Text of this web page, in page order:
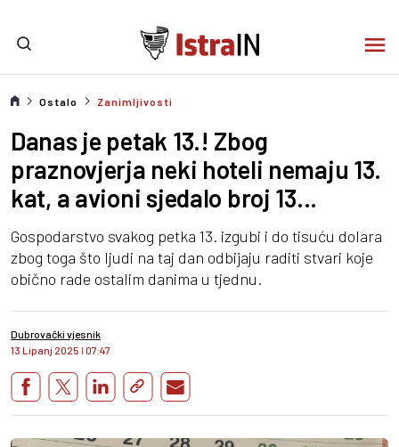
Ostalo Zanimljivosti
Danas je petak 13.! Zbog
praznovjerja neki hoteli nemaju 13.
kat, a avioni sjedalo broj 13...
Gospodarstvo svakog petka 13. izgubi i do tisuću dolara
zbog toga što ljudi na taj dan odbijaju raditi stvari koje
obično rade ostalim danima u tjednu.
Dubrovački vjesnik
13 Lipanj 2025 I 07:47